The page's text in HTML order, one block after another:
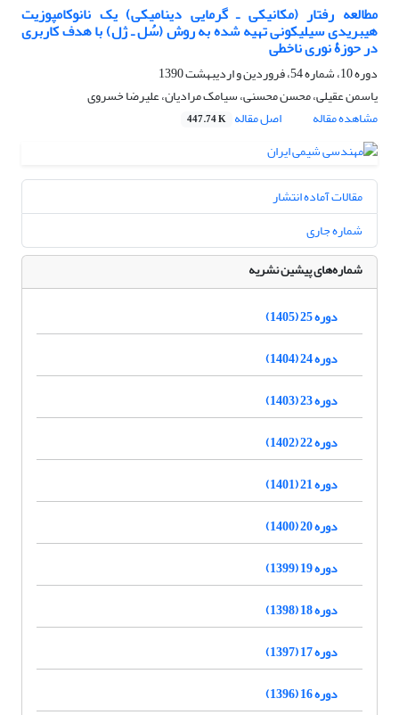
مطالعه رفتار (مکانیکی ـ گرمایی دینامیکی) یک نانوکامپوزیت
هیبریدی سیلیکونی تهیه شده به روش (سُل ـ ژل) با هدف کاربری
در حوزۀ نوری ناخطی
دوره 10، شماره 54، فروردین و اردیبهشت 1390
یاسمن عقیلی، محسن محسنی، سیامک مرادیان، علیرضا خسروی
مشاهده مقاله
اصل مقاله 447.74 K
مقالات آماده انتشار
شماره جاری
شماره‌های پیشین نشریه
دوره 25 (1405)
دوره 24 (1404)
دوره 23 (1403)
دوره 22 (1402)
دوره 21 (1401)
دوره 20 (1400)
دوره 19 (1399)
دوره 18 (1398)
دوره 17 (1397)
دوره 16 (1396)